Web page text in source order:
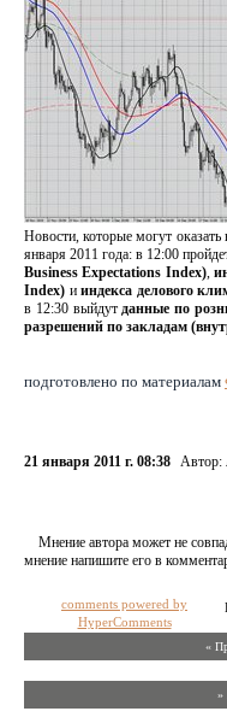
Новости, которые могут
января 2011 года: в 12:00
Business Expectations Index),
Index) ииндекса делового
в 12:30 выйдутданные по
разрешений по закладам
подготовлено по материалам
21 января 2011 г. 08:38 Автор:
Мнение автора может не
мнение напишите его в
comments powered by
HyperComments
«
»